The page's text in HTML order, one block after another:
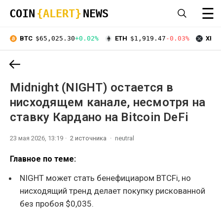
COIN {ALERT} NEWS ☰
BTC $65,025.30+0.02% ETH $1,919.47 -0.03% XRP
Midnight (NIGHT) остается в
нисходящем канале, несмотря на
ставку Кардано на Bitcoin DeFi
23 мая 2026, 13:19 2 источника neutral
Главное по теме:
NIGHT может стать бенефициаром BTCFi, но
нисходящий тренд делает покупку рискованной
без пробоя $0,035.